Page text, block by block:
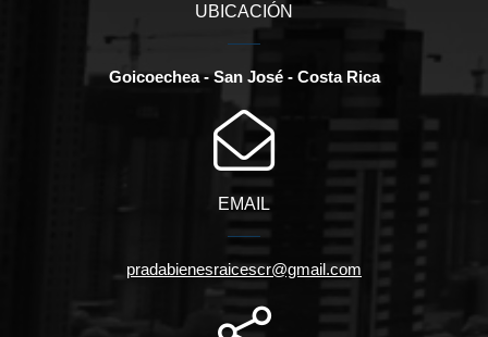
UBICACIÓN
Goicoechea - San José - Costa Rica
EMAIL
pradabienesraicescr@gmail.com